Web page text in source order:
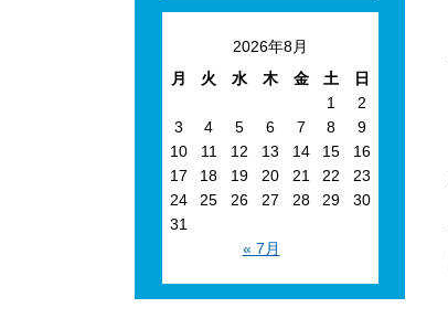
2026年8月
月
火 水 木 金 土
日
1
2
3
4 5 6 7 8
9
10
11 12 13 14 15
16
17
18 19 20 21 22
23
24
25 26 27 28 29
30
31
« 7月